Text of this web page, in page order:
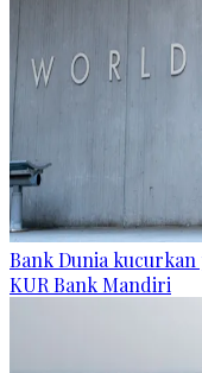
Bank Dunia
KUR Bank Mandiri